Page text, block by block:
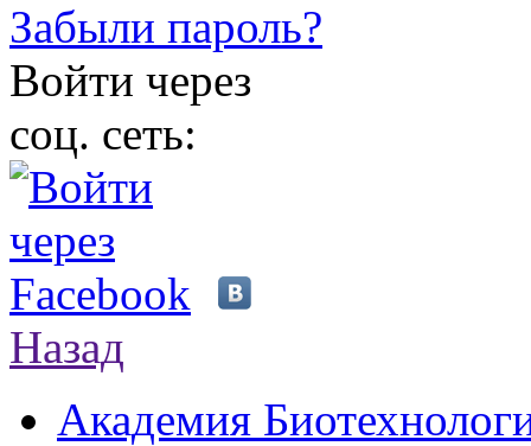
Забыли пароль?
Войти через
соц. сеть:
Назад
Академия